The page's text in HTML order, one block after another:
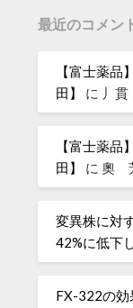
最近のコメン
【富士薬
田】
に 丿貫
【富士薬
田】
に奧
変異株に対
42%に低下
FX-322の効